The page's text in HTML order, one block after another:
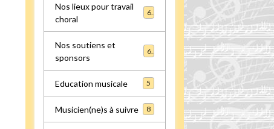
Nos lieux pour travail
choral
Nos soutiens et
sponsors
6
Education musicale 5
Musicien(ne)s à suivre 8